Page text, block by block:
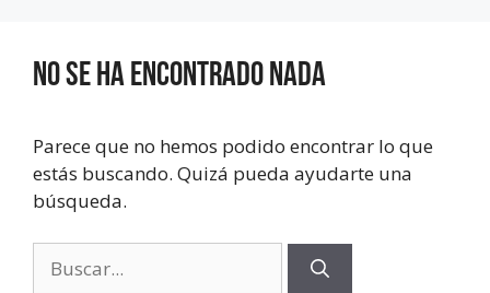
No se ha encontrado nada
Parece que no hemos podido encontrar lo que
estás buscando. Quizá pueda ayudarte una
búsqueda.